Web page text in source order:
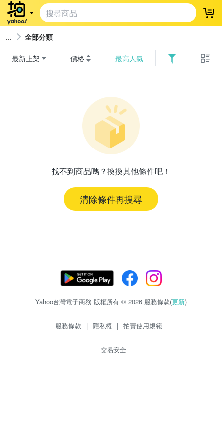
登
全部分類
最新上架 價格 最高人氣
找不到商品嗎？換換其他條件吧！
清除條件再搜尋
Yahoo台灣電子商務 版權所有 © 2026 服務條款(更新)
服務條款 | 隱私權 | 拍賣使用規範
交易安全